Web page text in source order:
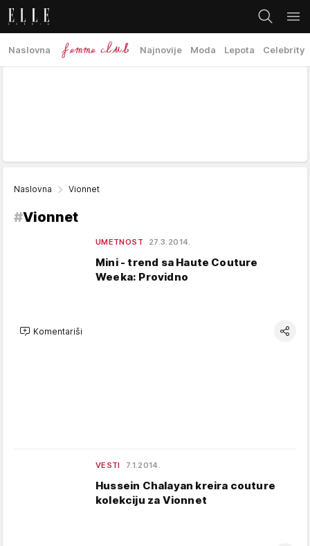
Naslovna Najnovije Moda Lepota Celebrity
Naslovna Vionnet
#Vionnet
UMETNOST 27.3.2014.
Mini - trend sa Haute Couture
Weeka: Providno
Komentariši
VESTI 7.1.2014.
Hussein Chalayan kreira couture
kolekciju za Vionnet